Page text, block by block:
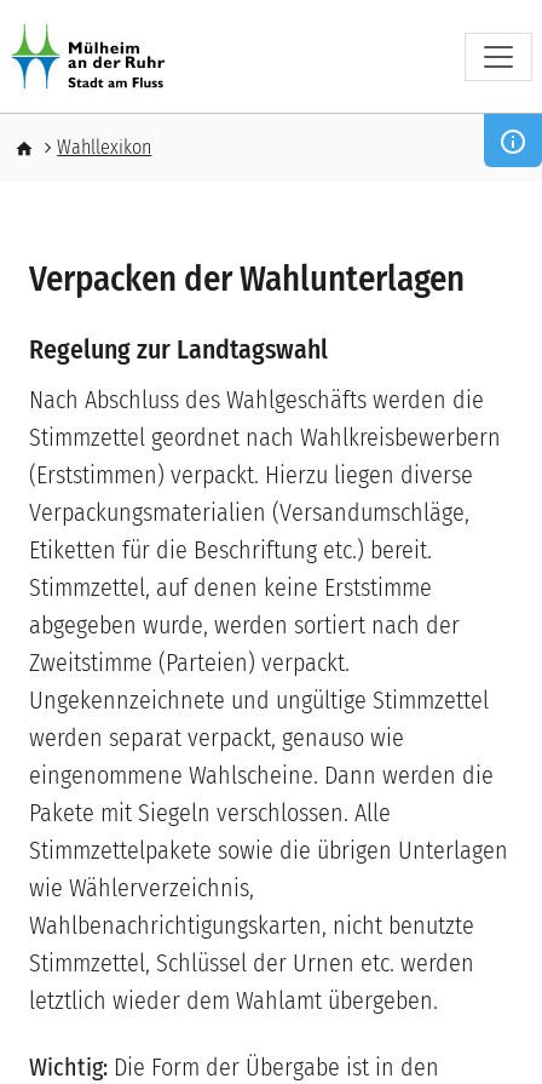
Pfadnavigation
Wahllexikon
Verpacken der Wahlunterlagen
Regelung zur Landtagswahl
Nach Abschluss des Wahlgeschäfts werden die
Stimmzettel geordnet nach Wahlkreisbewerbern
(Erststimmen) verpackt. Hierzu liegen diverse
Verpackungsmaterialien (Versandumschläge,
Etiketten für die Beschriftung etc.) bereit.
Stimmzettel, auf denen keine Erststimme
abgegeben wurde, werden sortiert nach der
Zweitstimme (Parteien) verpackt.
Ungekennzeichnete und ungültige Stimmzettel
werden separat verpackt, genauso wie
eingenommene Wahlscheine. Dann werden die
Pakete mit Siegeln verschlossen. Alle
Stimmzettelpakete sowie die übrigen Unterlagen
wie Wählerverzeichnis,
Wahlbenachrichtigungskarten, nicht benutzte
Stimmzettel, Schlüssel der Urnen etc. werden
letztlich wieder dem Wahlamt übergeben.
Wichtig: Die Form der Übergabe ist in den